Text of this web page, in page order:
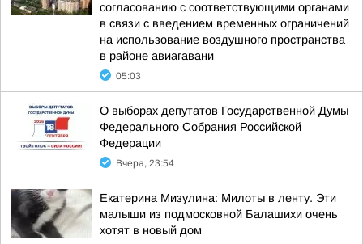
согласованию с соответствующими органами
в связи с введением временных ограничений
на использование воздушного пространства
в районе авиагавани
05:03
О выборах депутатов Государственной Думы
Федерального Собрания Российской
Федерации
Вчера, 23:54
Екатерина Мизулина: Милоты в ленту. Эти
малыши из подмосковной Балашихи очень
хотят в новый дом